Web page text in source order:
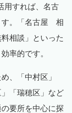
用すれば、名古
す。「名古屋 相
相談」といった
率的です。
、「中村区」
」「瑞穂区」など
要所を中心に探